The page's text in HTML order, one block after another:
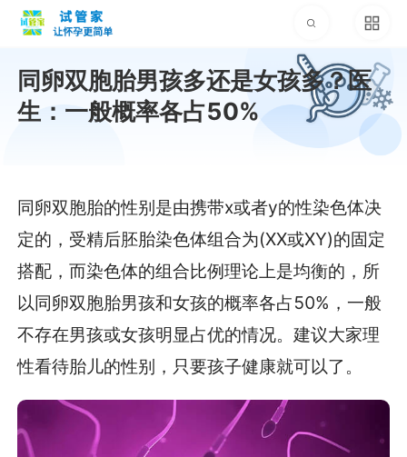
同卵双胞胎男孩多还是女孩多？医
生：一般概率各占50%
同卵双胞胎的性别是由携带x或者y的性染色体决
定的，受精后胚胎染色体组合为(XX或XY)的固定
搭配，而染色体的组合比例理论上是均衡的，所
以同卵双胞胎男孩和女孩的概率各占50%，一般
不存在男孩或女孩明显占优的情况。建议大家理
性看待胎儿的性别，只要孩子健康就可以了。